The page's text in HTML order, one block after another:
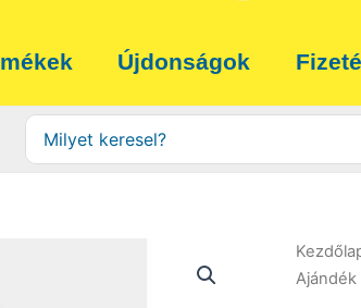
Újdonságok
Search
for:
Ajándék